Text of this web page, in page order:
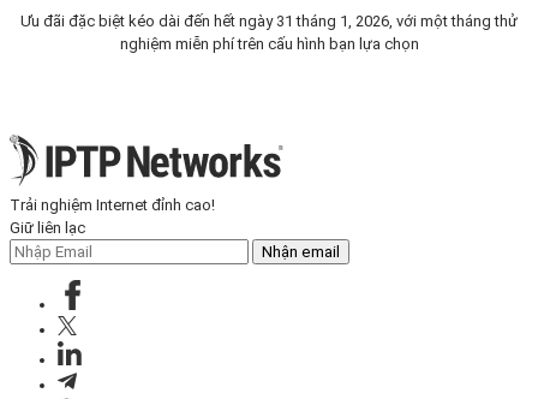
Ưu đãi đặc biệt kéo dài đến hết ngày 31 tháng 1, 2026, với một tháng thử
nghiệm miễn phí trên cấu hình bạn lựa chọn
Trải nghiệm Internet đỉnh cao!
Giữ liên lạc
Nhận email